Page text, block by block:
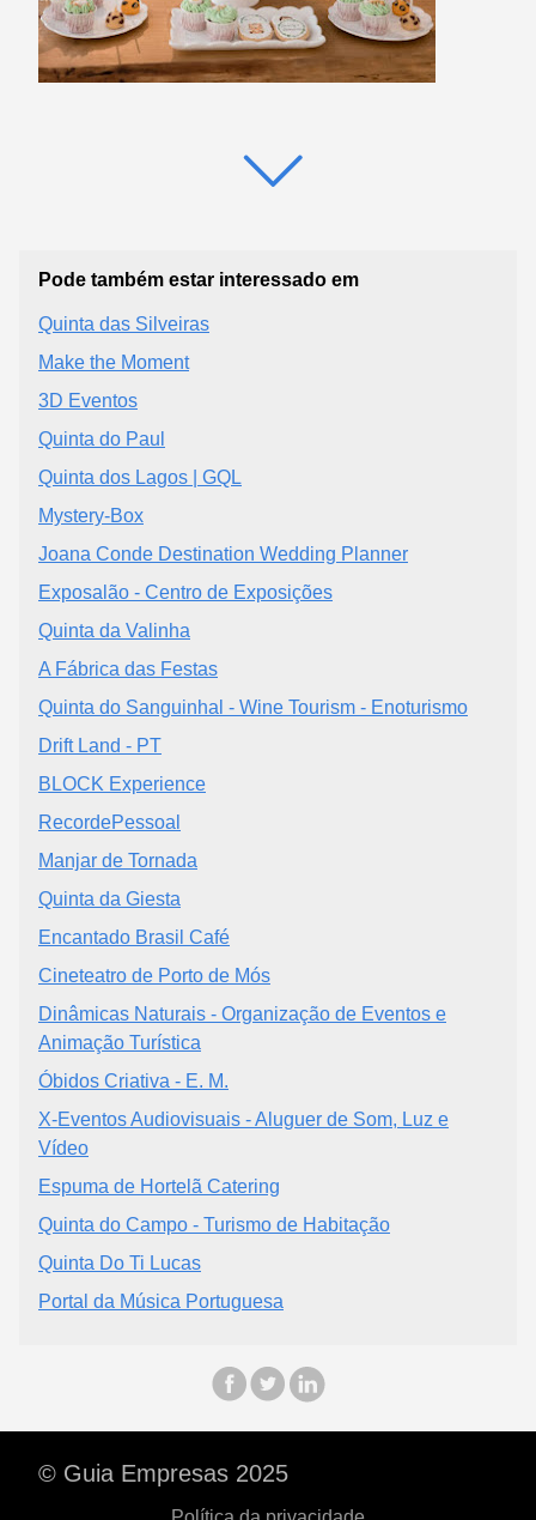
Pode também estar interessado em
Quinta das Silveiras
Make the Moment
3D Eventos
Quinta do Paul
Quinta dos Lagos | GQL
Mystery-Box
Joana Conde Destination Wedding Planner
Exposalão - Centro de Exposições
Quinta da Valinha
A Fábrica das Festas
Quinta do Sanguinhal - Wine Tourism - Enoturismo
Drift Land - PT
BLOCK Experience
RecordePessoal
Manjar de Tornada
Quinta da Giesta
Encantado Brasil Café
Cineteatro de Porto de Mós
Dinâmicas Naturais - Organização de Eventos e
Animação Turística
Óbidos Criativa - E. M.
X-Eventos Audiovisuais - Aluguer de Som, Luz e
Vídeo
Espuma de Hortelã Catering
Quinta do Campo - Turismo de Habitação
Quinta Do Ti Lucas
Portal da Música Portuguesa
© Guia Empresas 2025